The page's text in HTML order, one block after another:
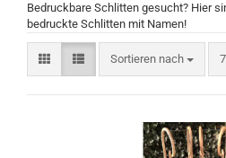
Bedruckbare Schlitten gesucht? Hier
bedruckte Schlitten mit Namen!
Sortieren nach